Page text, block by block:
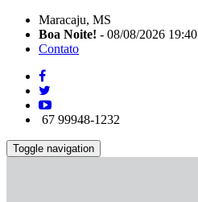
Maracaju, MS
Boa Noite! - 08/08/2026 19:40
Contato
67 99948-1232
Toggle navigation